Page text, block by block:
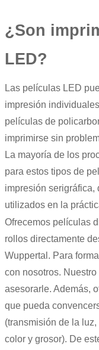
¿Son
LED?
Las películas LED
impresión
películas de
imprimirse sin
La mayoría de los
para estos tipos de
impresión serigráfica,
utilizados en la
Ofrecemos películas
rollos directamente
Wuppertal. Para
con nosotros.
asesorarle. Además,
que pueda
(transmisión de la
color y grosor). De